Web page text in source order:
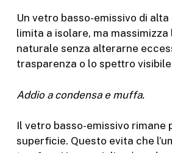
Un vetro basso-emissivo di
limita a isolare, ma massimizza
naturale senza alterarne
trasparenza o lo spettro
Addio a condensa e muffa.
Il vetro basso-emissivo rimane
superficie. Questo evita che